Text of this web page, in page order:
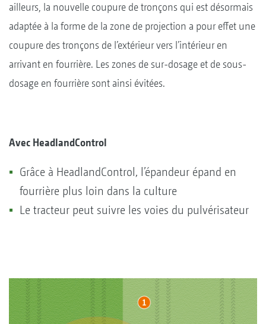
ailleurs, la nouvelle coupure de tronçons qui est désormais
adaptée à la forme de la zone de projection a pour effet une
coupure des tronçons de l’extérieur vers l’intérieur en
arrivant en fourrière. Les zones de sur-dosage et de sous-
dosage en fourrière sont ainsi évitées.
Avec HeadlandControl
Grâce à HeadlandControl, l’épandeur épand en
fourrière plus loin dans la culture
Le tracteur peut suivre les voies du pulvérisateur